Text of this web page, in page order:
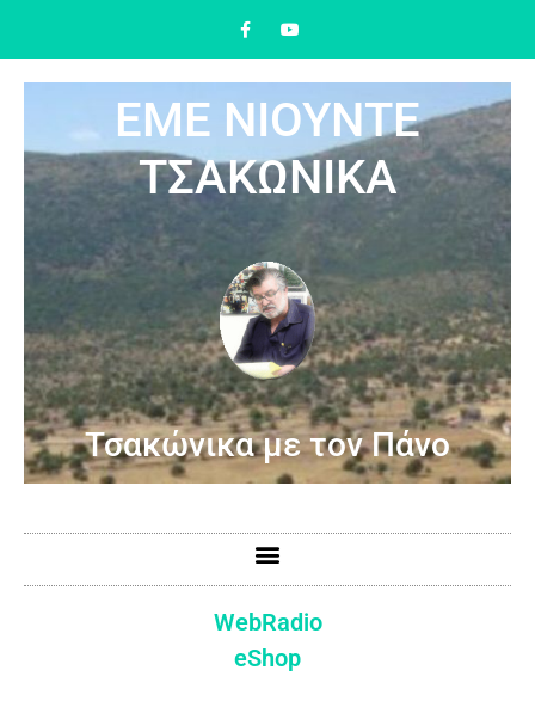
ΕΜΕ ΝΙΟΥΝΤΕ
ΤΣΑΚΩΝΙΚΑ
Τσακώνικα με τον Πάνο
WebRadio
eShop